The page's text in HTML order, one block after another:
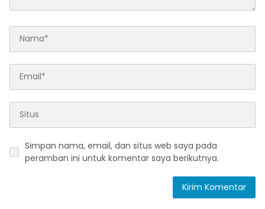
Simpan nama, email, dan situs web saya pada
peramban ini untuk komentar saya berikutnya.